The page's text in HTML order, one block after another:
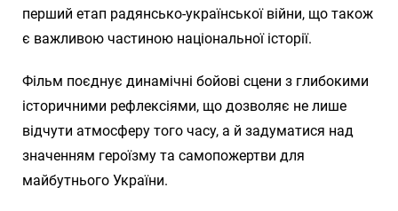
перший етап радянсько-української війни, що також
є важливою частиною національної історії.
Фільм поєднує динамічні бойові сцени з глибокими
історичними рефлексіями, що дозволяє не лише
відчути атмосферу того часу, а й задуматися над
значенням героїзму та самопожертви для
майбутнього України.